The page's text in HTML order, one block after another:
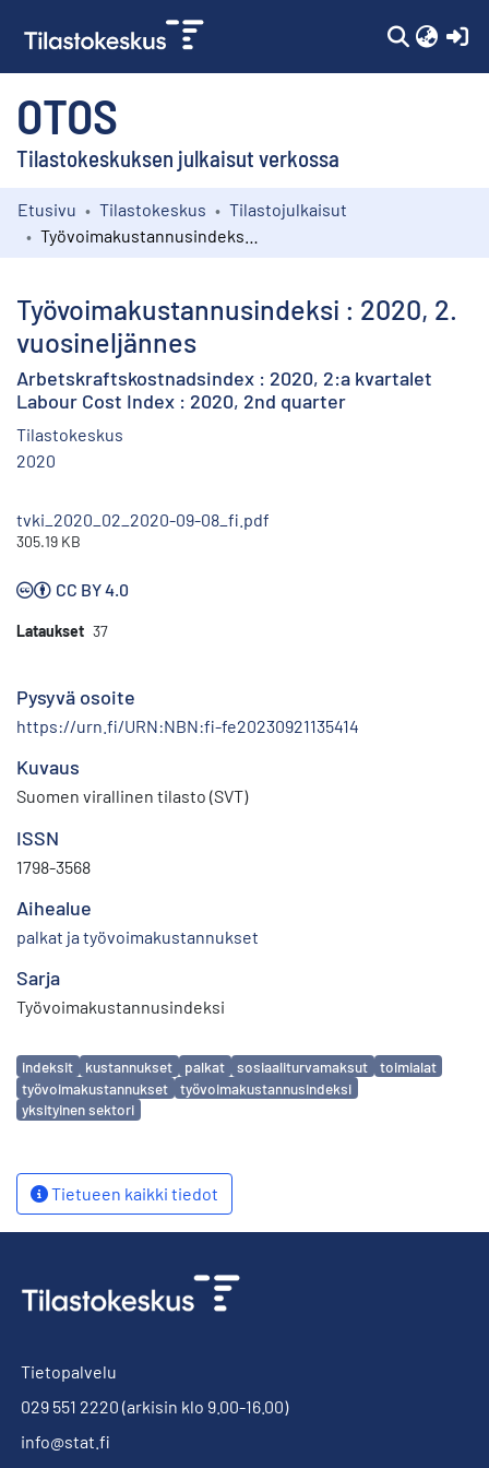
OTOS
Tilastokeskuksen julkaisut verkossa
Kokoelmat
Etusivu Tilastokeskus
Tilastojulkaisut
Työvoimakustannusindeksi : 2020, 2.
vuosineljännes
Arbetskraftskostnadsindex : 2020, 2:a kvartalet
Labour Cost Index : 2020, 2nd quarter
Tilastokeskus
2020
tvki_2020_02_2020-09-08_fi.pdf
305.19 KB
CC BY 4.0
Lataukset 37
Pysyvä osoite
https://urn.fi/URN:NBN:fi-fe20230921135414
Kuvaus
Suomen virallinen tilasto (SVT)
ISSN
1798-3568
Aihealue
palkat ja työvoimakustannukset
Sarja
Työvoimakustannusindeksi
Avainsanat
indeksit kustannukset palkat sosiaaliturvamaksut
toimialat
työvoimakustannukset
työvoimakustannusindeksi
yksityinen sektori
Tietueen kaikki tiedot
Tietopalvelu
029 551 2220 (arkisin klo 9.00-16.00)
info@stat.fi